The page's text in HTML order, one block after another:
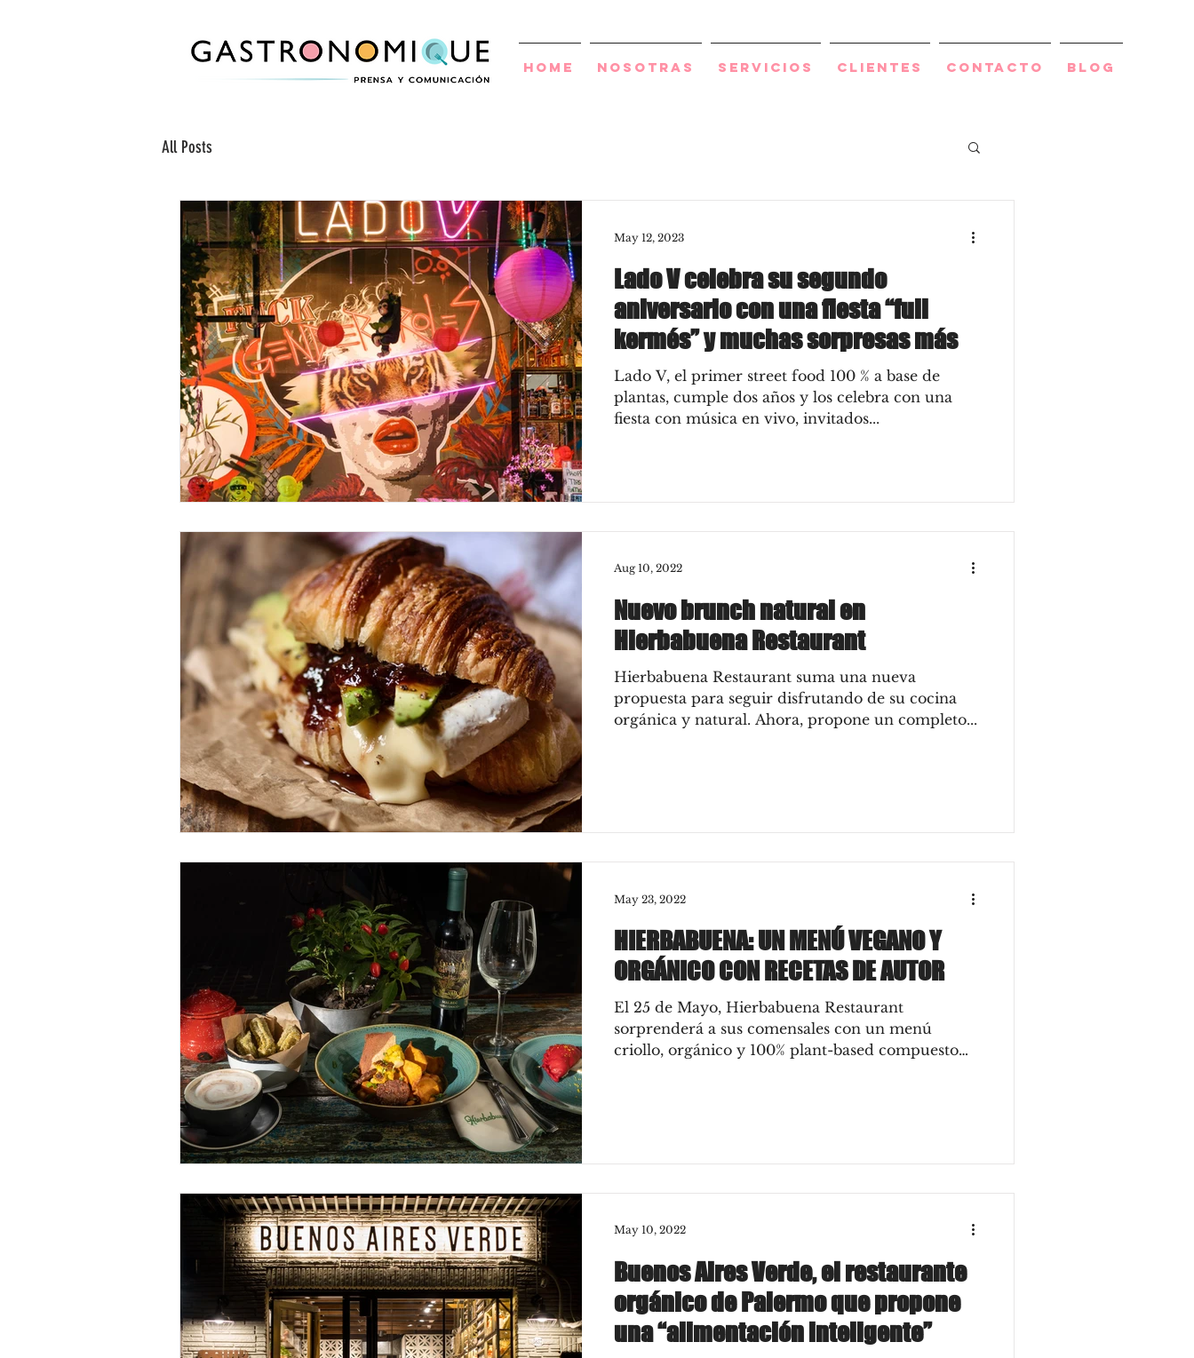
Home Nosotras Servicios Clientes Contacto BLOG
All Posts
Lado V celebra su segundo
aniversario con una fiesta “full
kermés” y muchas sorpresas más
Lado V, el primer street food 100 % a base de
plantas, cumple dos años y los celebra con una
fiesta con música en vivo, invitados...
May 12, 2023
Nuevo brunch natural en
Hierbabuena Restaurant
Hierbabuena Restaurant suma una nueva
propuesta para seguir disfrutando de su cocina
orgánica y natural. Ahora, propone un completo...
Aug 10, 2022
HIERBABUENA: UN MENÚ VEGANO Y
ORGÁNICO CON RECETAS DE AUTOR
El 25 de Mayo, Hierbabuena Restaurant
sorprenderá a sus comensales con un menú
criollo, orgánico y 100% plant-based compuesto
May 23, 2022
Buenos Aires Verde, el restaurante
orgánico de Palermo que propone
una “alimentación inteligente”
May 10, 2022